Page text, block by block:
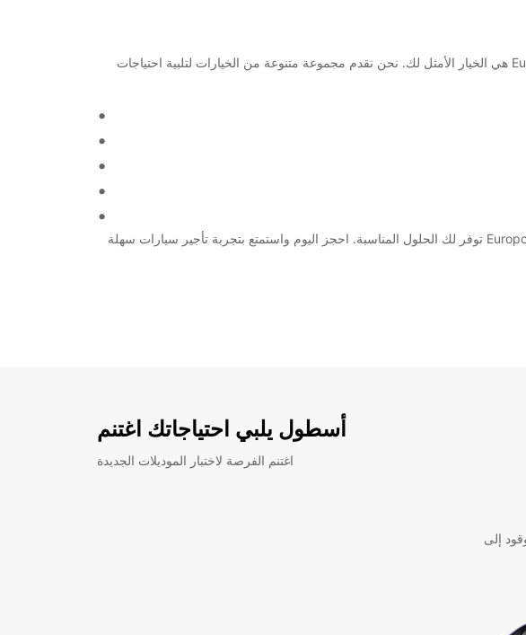
مرحبًا بك في مدينة Perth! إذا كنت بحاجة إلى تأجير سيارة أو شاحنة لرحلتك في هذه المدينة الجميلة، فإن Europcar هي الخيار الأمثل لك. نحن نقدم مجموعة متنوعة من الخيارات لتلبية احتياجات
سواء كنت ترغب في استكشاف المعالم السياحية في Perth City، أو ببساطة في حاجة إلى سيارة لرحلة عمل، Europcar توفر لك الحلول المناسبة. احجز اليوم واستمتع بتجربة تأجير سيارات سهلة
أسطول يلبي احتياجاتك اغتنم
اغتنم الفرصة لاختبار الموديلات الجديدة
إلى